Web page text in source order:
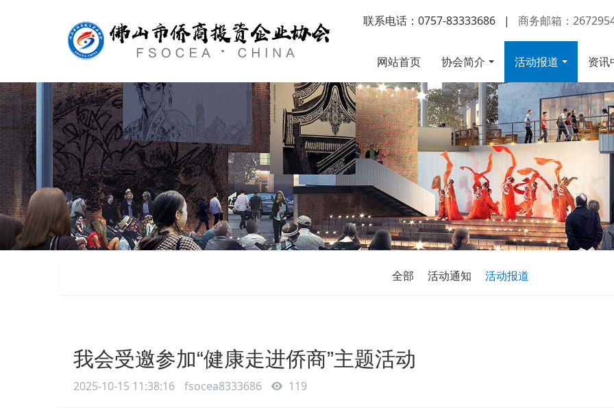
联系电话：0757-83333686 | 商务邮箱：
网站首页 协会简介 活动报道 资讯
全部 活动通知 活动报道
我会受邀参加“健康走进侨商”主题活动
2025-10-15 11:38:16 fsocea8333686 119